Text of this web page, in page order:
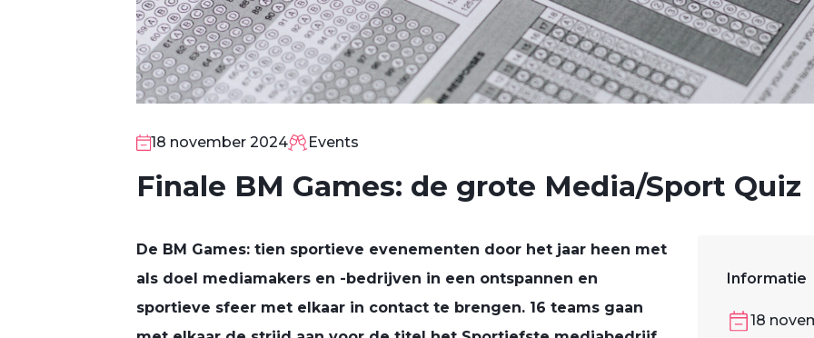
18
NOV
18 november 2024 Events
Finale BM Games: de grote Media/Sport Quiz
Informatie
18
De BM Games: tien sportieve evenementen door het jaar heen met
als doel mediamakers en -bedrijven in een ontspannen en
sportieve sfeer met elkaar in contact te brengen. 16 teams gaan